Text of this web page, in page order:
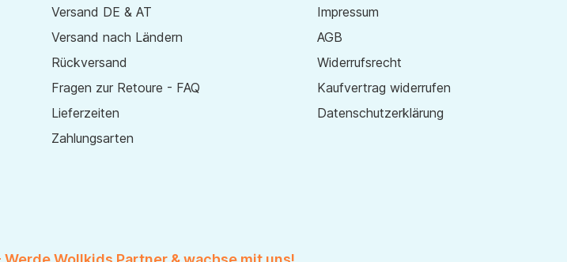
Versand DE & AT
Versand nach Ländern
Rückversand
Fragen zur Retoure - FAQ
Lieferzeiten
Zahlungsarten
Impressum
AGB
Widerrufsrecht
Kaufvertrag widerrufen
Datenschutzerklärung